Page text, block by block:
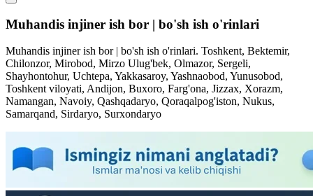
Muhandis injiner ish bor | bo'sh ish o'rinlari
Muhandis injiner ish bor | bo'sh ish o'rinlari. Toshkent, Bektemir,
Chilonzor, Mirobod, Mirzo Ulug'bek, Olmazor, Sergeli,
Shayhontohur, Uchtepa, Yakkasaroy, Yashnaobod, Yunusobod,
Toshkent viloyati, Andijon, Buxoro, Farg'ona, Jizzax, Xorazm,
Namangan, Navoiy, Qashqadaryo, Qoraqalpog'iston, Nukus,
Samarqand, Sirdaryo, Surxondaryo